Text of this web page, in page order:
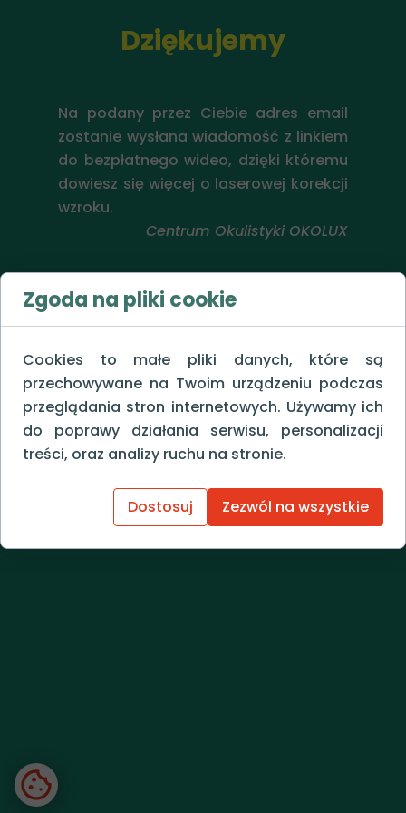
Dziękujemy
Na podany przez Ciebie adres email
zostanie wysłana wiadomość z linkiem
do bezpłatnego wideo, dzięki któremu
dowiesz się więcej o laserowej korekcji
wzroku.
Centrum Okulistyki OKOLUX
Zgoda na pliki cookie
Cookies to małe pliki danych, które są
przechowywane na Twoim urządzeniu podczas
przeglądania stron internetowych. Używamy ich
do poprawy działania serwisu, personalizacji
treści, oraz analizy ruchu na stronie.
Dostosuj Zezwól na wszystkie